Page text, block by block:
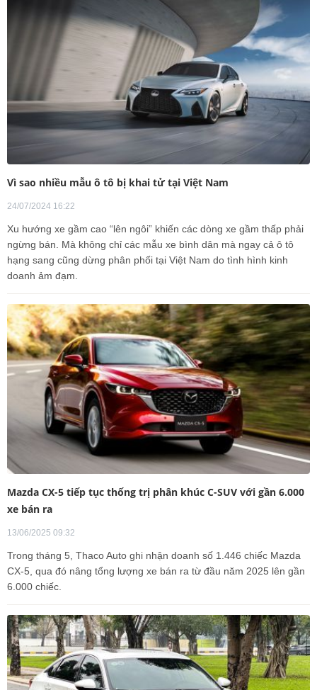
Vì sao nhiều mẫu ô tô bị khai tử tại Việt Nam
24/07/2024 16:22
Xu hướng xe gầm cao “lên ngôi” khiến các dòng xe gầm thấp phải
ngừng bán. Mà không chỉ các mẫu xe bình dân mà ngay cả ô tô
hạng sang cũng dừng phân phối tại Việt Nam do tình hình kinh
doanh ảm đạm.
Mazda CX-5 tiếp tục thống trị phân khúc C-SUV với gần 6.000
xe bán ra
13/06/2025 09:32
Trong tháng 5, Thaco Auto ghi nhận doanh số 1.446 chiếc Mazda
CX-5, qua đó nâng tổng lượng xe bán ra từ đầu năm 2025 lên gần
6.000 chiếc.